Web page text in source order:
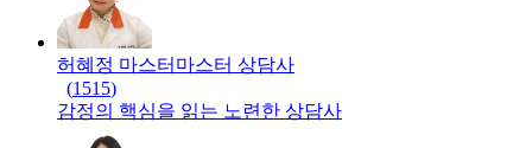
허혜정 마스터 마스터 상담사
(1515)
감정의 핵심을 읽는 노련한 상담사